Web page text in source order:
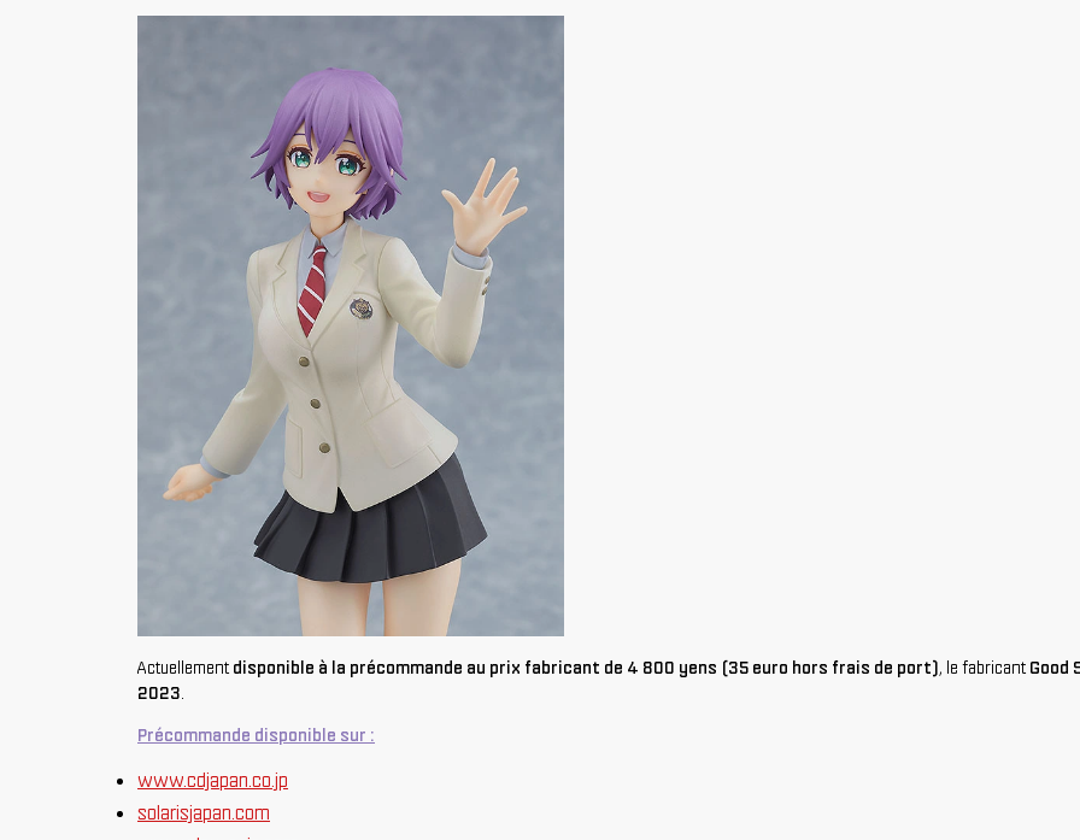
Actuellement disponible à la précommande au prix fabricant de 4 800 yens (35 euro hors frais de port), le fabricant Good
2023.
Précommande disponible sur :
www.cdjapan.co.jp
solarisjapan.com